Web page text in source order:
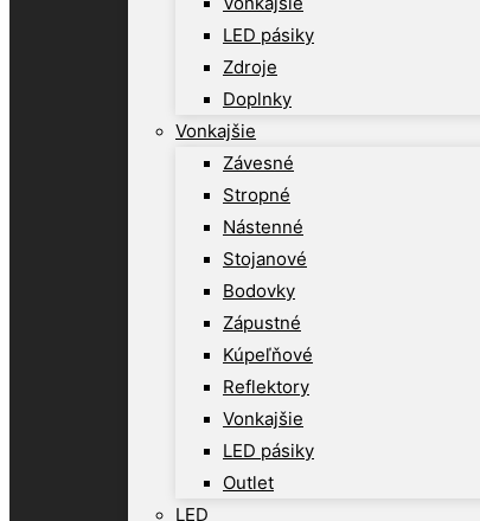
LED pásiky
Zdroje
Doplnky
Vonkajšie
Závesné
Stropné
Nástenné
Stojanové
Bodovky
Zápustné
Kúpeľňové
Reflektory
Vonkajšie
LED pásiky
Outlet
LED